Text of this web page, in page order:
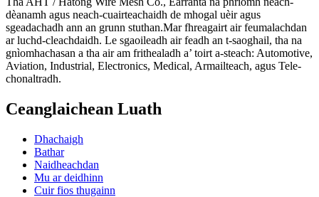
dèanamh agus neach-cuairteachaidh de mhogal uèir agus
sgeadachadh ann an grunn stuthan.Mar fhreagairt air feumalachdan
ar luchd-cleachdaidh. Le sgaoileadh air feadh an t-saoghail, tha na
gnìomhachasan a tha air am frithealadh a’ toirt a-steach: Automotive,
Aviation, Industrial, Electronics, Medical, Armailteach, agus Tele-
chonaltradh.
Ceanglaichean Luath
Dhachaigh
Bathar
Naidheachdan
Mu ar deidhinn
Cuir fios thugainn